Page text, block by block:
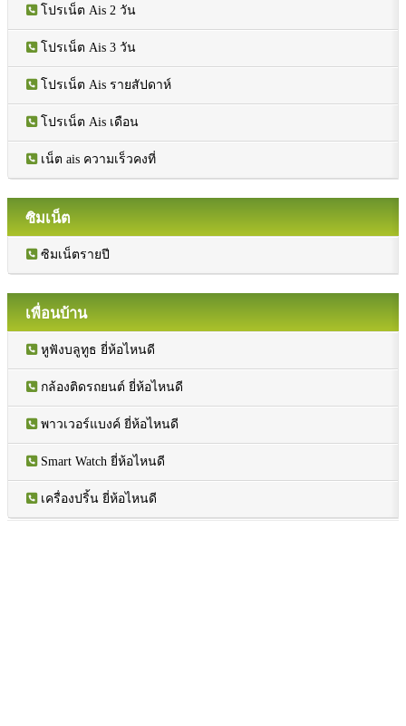
โปรเน็ต Ais 2 วัน
โปรเน็ต Ais 3 วัน
โปรเน็ต Ais รายสัปดาห์
โปรเน็ต Ais เดือน
เน็ต ais ความเร็วคงที่
ซิมเน็ต
ซิมเน็ตรายปี
เพื่อนบ้าน
หูฟังบลูทูธ ยี่ห้อไหนดี
กล้องติดรถยนต์ ยี่ห้อไหนดี
พาวเวอร์แบงค์ ยี่ห้อไหนดี
Smart Watch ยี่ห้อไหนดี
เครื่องปริ้น ยี่ห้อไหนดี